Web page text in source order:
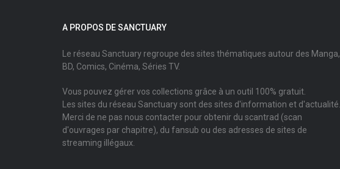
A PROPOS DE SANCTUARY
Le réseau Sanctuary regroupe des sites thématiques autour des Manga,
BD, Comics, Cinéma, Séries TV.
Vous pouvez gérer vos collections grâce à un outil 100% gratuit.
Les sites du réseau Sanctuary sont des sites d'information et d'actualité.
Merci de ne pas nous contacter pour obtenir du scantrad (scan
d'ouvrages par chapitre), du fansub ou des adresses de sites de
streaming illégaux.